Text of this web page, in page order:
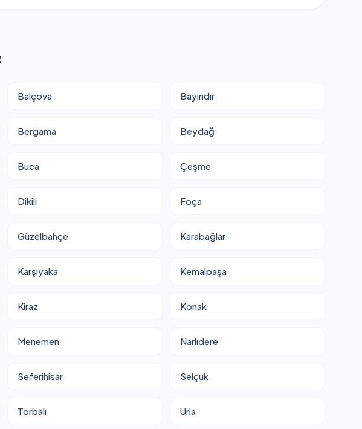
Balçova Bayındır
Bergama Beydağ
Buca Çeşme
Dikili Foça
Güzelbahçe Karabağlar
Karşıyaka Kemalpaşa
Kiraz Konak
Menemen Narlıdere
Seferihisar Selçuk
Torbalı Urla